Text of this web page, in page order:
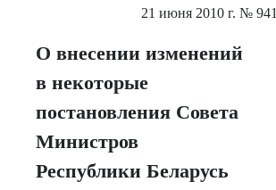
21 июня 2010 г. № 941
О внесении изменений
в некоторые
постановления Совета
Министров
Республики Беларусь